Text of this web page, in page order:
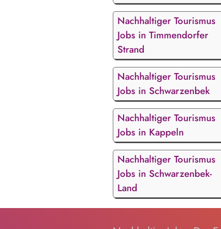
Nachhaltiger Tourismus
Jobs in Timmendorfer
Strand
Nachhaltiger Tourismus
Jobs in Schwarzenbek
Nachhaltiger Tourismus
Jobs in Kappeln
Nachhaltiger Tourismus
Jobs in Schwarzenbek-
Land